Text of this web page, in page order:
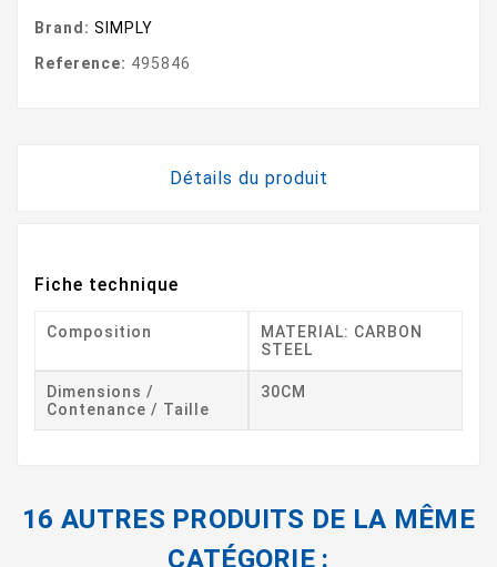
Brand: SIMPLY
Reference: 495846
Détails du produit
Fiche technique
Composition
MATERIAL: CARBON
STEEL
Dimensions /
Contenance / Taille
30CM
16 AUTRES PRODUITS DE LA MÊME
CATÉGORIE :